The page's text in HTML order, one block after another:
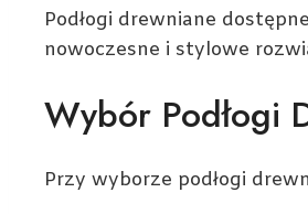
Podłogi drewniane
nowoczesne i stylowe
Wybór Podłogi
Przy wyborze podłogi